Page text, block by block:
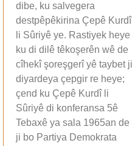
dibe, ku salvegera
destpêpêkirina Çepê Kurdî
li Sûriyê ye. Rastiyek heye
ku di dilê têkoşerên wê de
cîhekî şoreşgerî yê taybet ji
diyardeya çepgir re heye;
çend ku Çepê Kurdî li
Sûriyê di konferansa 5ê
Tebaxê ya sala 1965an de
ji bo Partiya Demokrata